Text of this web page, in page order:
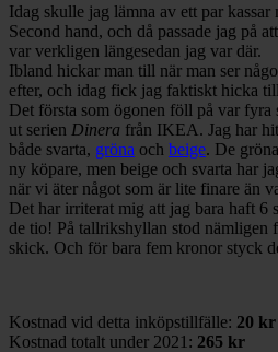
Idag skulle jag lämna av ett par
Second hand, och då passade jag på
var verkligen längesedan jag var där.
Ibland hickar man till när man ser
efter, och idag fick jag faktiskt hicka
Det första som ögonen föll på var fyra
ut serien Dinera från IKEA. Jag har
både svarta, gröna och beige. De
ny köpare, men beige och svarta har
när vi äter något som är lite finare än
Det har irriterat mig att jag bara haft 6
de tio! På tallrikshyllan stod nämligen
skick. Och för bara fem kronor styck
Kostnad vid detta inköpstillfälle: 20 kr
Kostnad totalt under 2021: 265 kr